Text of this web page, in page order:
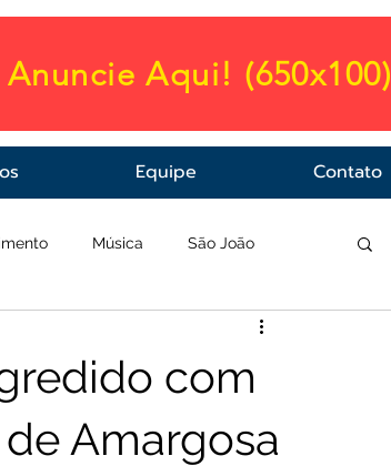
Anuncie Aqui! (650x100)
Equipe Contato
Música São João
com
Amargosa